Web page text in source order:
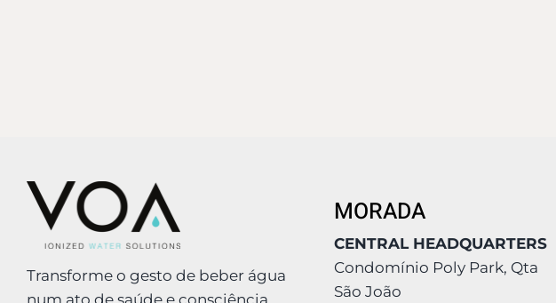
Transforme o gesto de beber água
num ato de saúde e consciência.
MORADA
CENTRAL HEADQUARTERS
Condomínio Poly Park, Qta
São João